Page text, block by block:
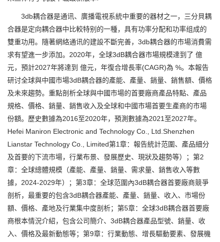
3db耦合器是通讯、廣播電視系統中重要的器材之一，三分貝耦
合器是定向耦合器中比較特别的一種，具有功率分配和功率组成的
雙重功用。隨著網絡通讯的建設不斷完善，3db耦合器的市場消費需
求有望進一步添加。2020年，全球3dB耦合器市場規模達到了 億
元，預計2027年將達到 億元，年復合增長率(CAGR)為 %。本報告
研讨全球與中國市場3dB耦合器的產能、產量、銷量、銷售額、價格
及未來趨勢。重點剖析全球與中國市場的首要廠商產品特點、產品
規格、價格、銷量、銷售收入及全球和中國市場首要生產商的市場
份額。歷史數據為2016至2020年，預測數據為2021至2027年。
Hefei Maniron Electronic and Technology Co., Ltd.Shenzhen
Lianstar Technology Co., Limited第1章：報告統計范圍、產品細分
及首要的下流市場，行業布景、發展歷史、現狀及趨勢等）；第2
章：全球總體規模（產能、產量、銷量、需求量、銷售收入等數
據，2024-2029年）；第3章：全球范圍內3dB耦合器首要廠商競爭
剖析，最重要的包含3dB耦合器產能、產量、銷量、收入、市場份
額、價格、產地及行業集中度剖析；第5章：全球3dB耦合器首要廠
商根本情況介紹，包含公司簡介、3dB耦合器產品型號、銷量、收
入、價格及最新動態等；第9章：行業動態、增長驅動要素、發展機